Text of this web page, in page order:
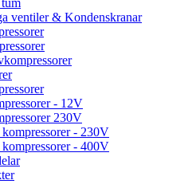
tum
ventiler & Kondenskranar
- 12V
230V
- 230V
- 400V